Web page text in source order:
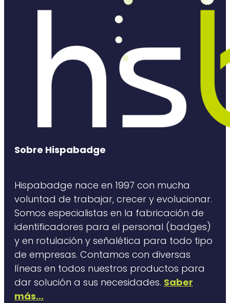
Sobre Hispabadge
Hispabadge nace en 1997 con mucha
voluntad de trabajar, crecer y evolucionar.
Somos especialistas en la fabricación de
identificadores para el personal (badges)
y en rotulación y señalética para todo tipo
de empresas. Contamos con diversas
líneas en todos nuestros productos para
dar solución a sus necesidades. Saber
más...